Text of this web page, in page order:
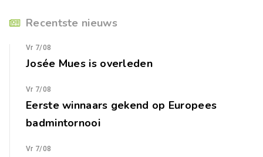
Recentste nieuws
Vr 7/08
Josée Mues is overleden
Vr 7/08
Eerste winnaars gekend op Europees
badmintornooi
Vr 7/08